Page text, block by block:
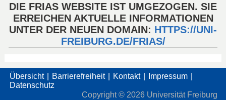
DIE FRIAS WEBSITE IST UMGEZOGEN. SIE
ERREICHEN AKTUELLE INFORMATIONEN
UNTER DER NEUEN DOMAIN: HTTPS://UNI-
FREIBURG.DE/FRIAS/
Übersicht Barrierefreiheit Kontakt
Impressum
Datenschutz
Copyright © 2026 Universität Freiburg